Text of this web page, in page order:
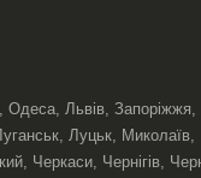
Одеса, Львів,
Луцьк,
Черкаси, Чернігів,